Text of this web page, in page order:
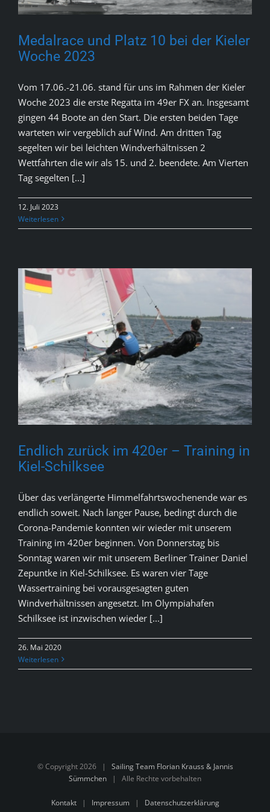
Medalrace und Platz 10 bei der Kieler
Woche 2023
Vom 17.06.-21.06. stand für uns im Rahmen der Kieler
Woche 2023 die erste Regatta im 49er FX an. Insgesamt
gingen 44 Boote an den Start. Die ersten beiden Tage
warteten wir vergeblich auf Wind. Am dritten Tag
segelten wir bei leichten Windverhältnissen 2
Wettfahrten die wir als 15. und 2. beendete. Am Vierten
Tag segelten [...]
12. Juli 2023
Weiterlesen
Endlich zurück im 420er – Training in
Kiel-Schilksee
Über das verlängerte Himmelfahrtswochenende war es
endlich soweit. Nach langer Pause, bedingt durch die
Corona-Pandemie konnten wir wieder mit unserem
Training im 420er beginnen. Von Donnerstag bis
Sonntag waren wir mit unserem Berliner Trainer Daniel
Zepuntke in Kiel-Schilksee. Es waren vier Tage
Wassertraining bei vorausgesagten guten
Windverhältnissen angesetzt. Im Olympiahafen
Schilksee ist inzwischen wieder [...]
26. Mai 2020
Weiterlesen
© Copyright2026 | Sailing Team Florian Krauss & Jannis
Sümmchen | Alle Rechte vorbehalten
Kontakt| Impressum | Datenschutzerklärung